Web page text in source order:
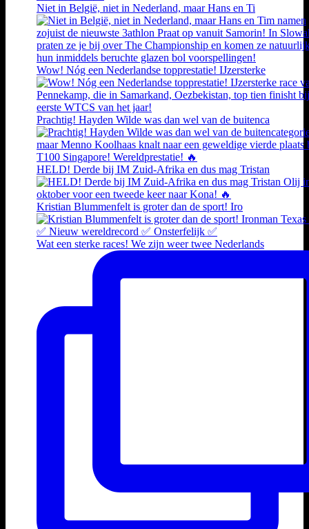
Niet in België, niet in Nederland, maar Hans en Ti
Wow! Nóg een Nederlandse topprestatie! IJzersterke
Prachtig! Hayden Wilde was dan wel van de buitenca
HELD! Derde bij IM Zuid-Afrika en dus mag Tristan
Kristian Blummenfelt is groter dan de sport! Iro
Wat een sterke races! We zijn weer twee Nederlands